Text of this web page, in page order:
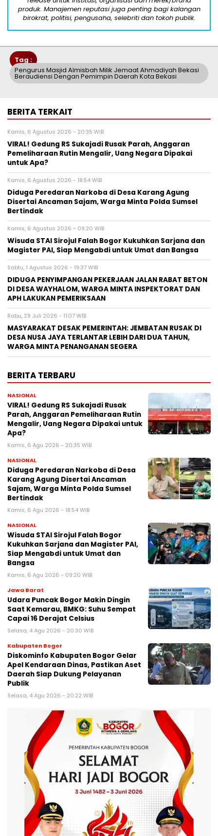
produk. Manajemen reputasi juga penting bagi kalangan
birokrat, politisi, pengusaha, selebriti dan tokoh publik.
Tag :
Pengurus Masjid Almisbah Milik Jemaat Ahmadiyah Bekasi
Beraudiensi Dengan Pemimpin Daerah Kota Bekasi
BERITA TERKAIT
Kamis, 6 Agustus 2026 - 20:35 WIB
VIRAL! Gedung RS Sukajadi Rusak Parah, Anggaran
Pemeliharaan Rutin Mengalir, Uang Negara Dipakai
untuk Apa?
Kamis, 6 Agustus 2026 - 18:54 WIB
Diduga Peredaran Narkoba di Desa Karang Agung
Disertai Ancaman Sajam, Warga Minta Polda Sumsel
Bertindak
Kamis, 6 Agustus 2026 - 09:20 WIB
Wisuda STAI Sirojul Falah Bogor Kukuhkan Sarjana dan
Magister PAI, Siap Mengabdi untuk Umat dan Bangsa
Sabtu, 1 Agustus 2026 - 19:37 WIB
DIDUGA PENYIMPANGAN PEKERJAAN JALAN RABAT BETON
DI DESA WAYHALOM, WARGA MINTA INSPEKTORAT DAN
APH LAKUKAN PEMERIKSAAN
Rabu, 29 Juli 2026 - 11:07 WIB
MASYARAKAT DESAK PEMERINTAH: JEMBATAN RUSAK DI
DESA NUSA JAYA TERLANTAR LEBIH DARI DUA TAHUN,
WARGA MINTA PENANGANAN SEGERA
BERITA TERBARU
NASIONAL
VIRAL! Gedung RS Sukajadi Rusak
Parah, Anggaran Pemeliharaan Rutin
Mengalir, Uang Negara Dipakai untuk
Apa?
Kamis, 6 Agu 2026 - 20:35 WIB
NASIONAL
Diduga Peredaran Narkoba di Desa
Karang Agung Disertai Ancaman
Sajam, Warga Minta Polda Sumsel
Bertindak
Kamis, 6 Agu 2026 - 18:54 WIB
NASIONAL
Wisuda STAI Sirojul Falah Bogor
Kukuhkan Sarjana dan Magister PAI,
Siap Mengabdi untuk Umat dan
Bangsa
Kamis, 6 Agu 2026 - 09:20 WIB
Jawa Barat
Udara Puncak Bogor Makin Dingin
Saat Kemarau, BMKG: Suhu Sempat
Capai 16 Derajat Celsius
Selasa, 4 Agu 2026 - 20:30 WIB
Kabupaten Bogor
Diskominfo Kabupaten Bogor Gelar
Apel Kendaraan Dinas, Pastikan Aset
Daerah Siap Dukung Pelayanan
Publik
Selasa, 4 Agu 2026 - 20:22 WIB